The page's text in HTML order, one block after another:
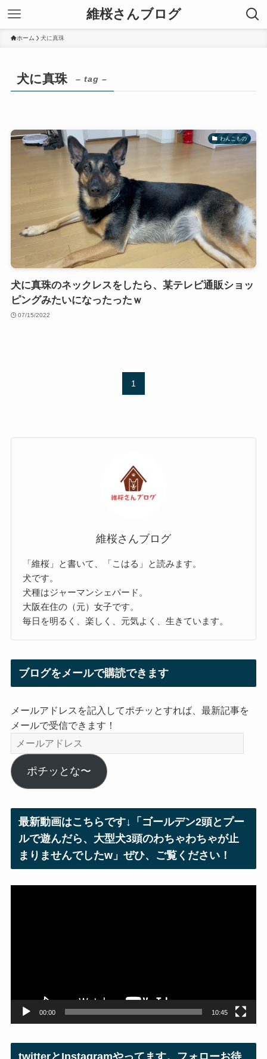
維桜さんブログ
ホーム 犬に真珠
犬に真珠 – tag –
わんこもの
犬に真珠のネックレスをしたら、某テレビ通販ショッ
ピングみたいになったったｗ
07/15/2022
1
維桜さんブログ
「維桜」と書いて、「こはる」と読みます。
犬です。
犬種はジャーマンシェパード。
大阪在住の（元）女子です。
毎日を明るく、楽しく、元気よく、生きています。
ブログをメールで購読できます
メールアドレスを記入してポチッとすれば、最新記事を
メールで受信できます！
メ
ー
ル
ア
ス
ポチッとな〜
最新動画はこちらです↓「ゴールデン2頭とプー
ルで遊んだら、大型犬3頭のわちゃわちゃが止
まりませんでしたw」ぜひ、ご覧ください！
00:00 10:45